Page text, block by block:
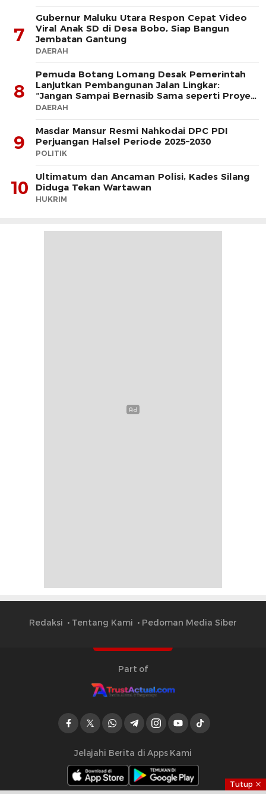
7
Gubernur Maluku Utara Respon Cepat Video
Viral Anak SD di Desa Bobo, Siap Bangun
Jembatan Gantung
DAERAH
8
Pemuda Botang Lomang Desak Pemerintah
Lanjutkan Pembangunan Jalan Lingkar:
“Jangan Sampai Bernasib Sama seperti Proyek
PLTD
DAERAH
9
Masdar Mansur Resmi Nahkodai DPC PDI
Perjuangan Halsel Periode 2025–2030
POLITIK
10
Ultimatum dan Ancaman Polisi, Kades Silang
Diduga Tekan Wartawan
HUKRIM
Redaksi Tentang Kami Pedoman Media Siber
Part of
Jelajahi Berita di Apps Kami
Tutup